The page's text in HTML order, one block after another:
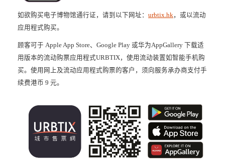
如欲购买电子博物馆通行证，请到以下网址： urbtix.hk，或以流动
应用程式购买。
顾客可于 Apple App Store、Google Play 或华为AppGallery 下载适
用版本的流动购票应用程式URBTIX，使用流动装置如智能手机购
买。使用网上及流动应用程式购票的客户，须向服务承办商支付手
续费港币 9 元。